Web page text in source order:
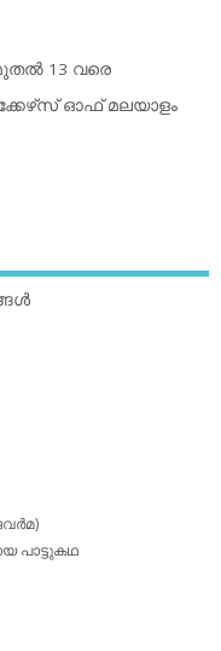
13 വരെ
ഓഫ് മലയാളം
പാട്ടുകഥ